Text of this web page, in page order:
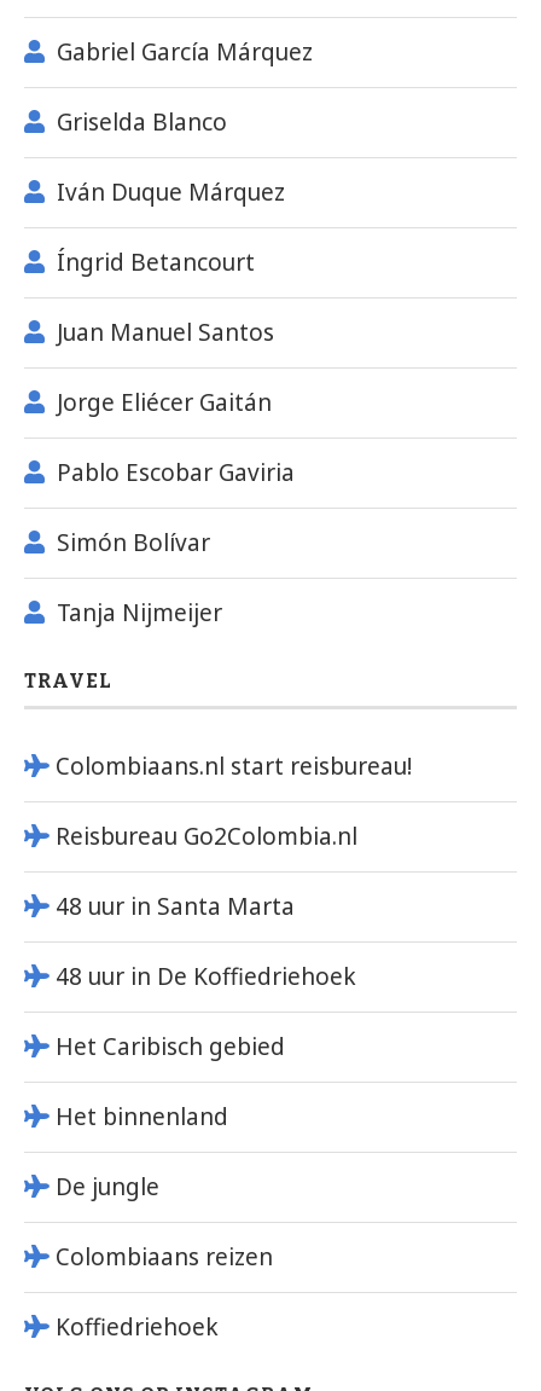
Gabriel García Márquez
Griselda Blanco
Iván Duque Márquez
Íngrid Betancourt
Juan Manuel Santos
Jorge Eliécer Gaitán
Pablo Escobar Gaviria
Simón Bolívar
Tanja Nijmeijer
TRAVEL
Colombiaans.nl start reisbureau!
Reisbureau Go2Colombia.nl
48 uur in Santa Marta
48 uur in De Koffiedriehoek
Het Caribisch gebied
Het binnenland
De jungle
Colombiaans reizen
Koffiedriehoek